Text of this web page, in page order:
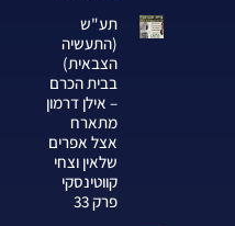
תע"ש
(התעשיה
הצבאית)
בבית הכרם
– אילן דרמון
מתארח
אצל אפרים
שלאין וצחי
קווטינסקי
פרק 33